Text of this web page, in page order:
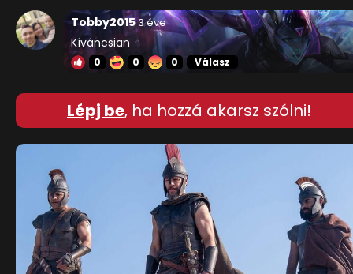
Tobby20153 éve
Kíváncsian
0 0 0 Válasz
Lépj be, ha hozzá akarsz szólni!